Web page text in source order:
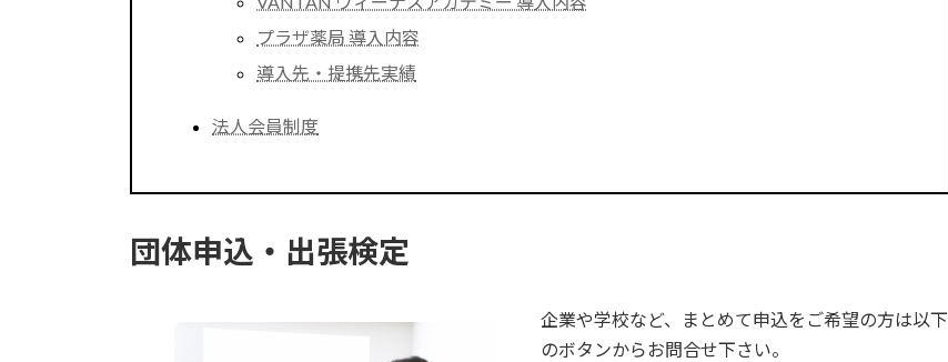
プラザ薬局 導入内容
導入先・提携先実績
法人会員制度
団体申込・出張検定
企業や学校など、まとめて申込をご希望の方は以下
のボタンからお問合せ下さい。